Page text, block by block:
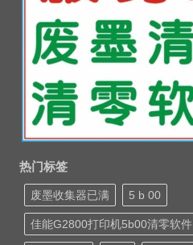
热门标签
废墨收集器已满 5 b 00
佳能G2800打印机5b00清零软件